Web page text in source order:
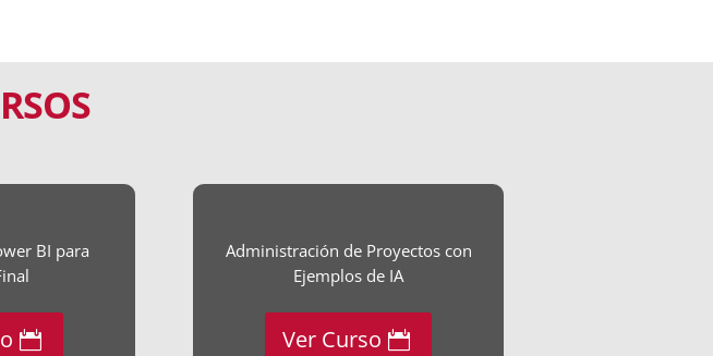
BI para
Administración de Proyectos con
Ejemplos de IA
Ver Curso